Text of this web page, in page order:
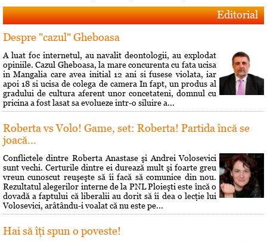
Editorial
Despre "cazul" Gheboasa
A luat foc internetul, au navalit deontologii, au explodat
opiniile. Cazul Gheboasa, la mare concurenta cu fata ucisa
in Mangalia care avea initial 12 ani si fusese violata, iar
apoi 18 si ucisa de colega de camera In fapt, un produs al
gradului de cultura aferent unor concetateni, domnul cu
pricina a fost lasat sa evolueze intr-o siluire a...
Roberta vs Volo! Game, set: Roberta! Partida încă se
joacă...
Conflictele dintre Roberta Anastase şi Andrei Volosevici
sunt vechi. Certurile dintre ei durează mult şi foarte greu
vreun cunoscut reuşeşte să îi facă să comunice din nou.
Rezultatul alegerilor interne de la PNL Ploieşti este încă o
dovadă a faptului că liberalii au dorit să îi dea o lecţie lui
Volosevici, arâtându-i voalat că nu este pe...
Hai să îţi spun o poveste!